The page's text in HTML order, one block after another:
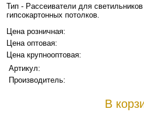
Тип - Рассеиватели для
гипсокартонных потолков.
Цена розничная:
Цена оптовая:
Цена крупнооптовая:
Артикул:
Производитель:
В